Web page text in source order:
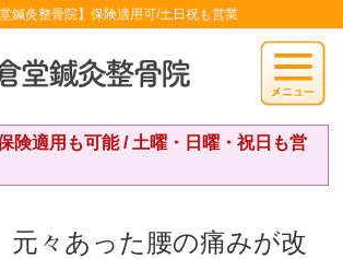
鍼灸整骨院】保険適用可/土日祝も営業
険適用も可能 / 土曜・日曜・祝日も営
々あった腰の痛みが改